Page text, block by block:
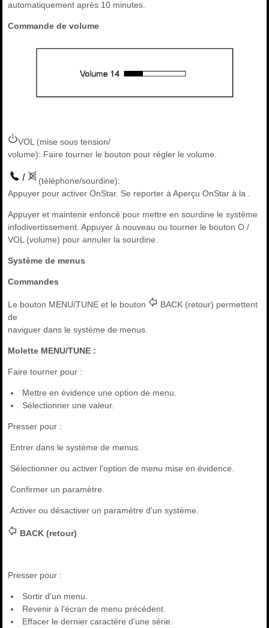
automatiquement après 10 minutes.
Commande de volume
VOL (mise sous tension/
volume): Faire tourner le bouton pour régler le volume.
(téléphone/sourdine):
Appuyer pour activer OnStar. Se reporter à Aperçu OnStar à la .
Appuyer et maintenir enfoncé pour mettre en sourdine le système
infodivertissement. Appuyer à nouveau ou tourner le bouton O /
VOL (volume) pour annuler la sourdine.
Système de menus
Commandes
Le bouton MENU/TUNE et le bouton
BACK (retour) permettent
de
naviguer dans le système de menus.
Molette MENU/TUNE :
Faire tourner pour :
Mettre en évidence une option de menu.
Sélectionner une valeur.
Presser pour :
Entrer dans le système de menus.
Sélectionner ou activer l'option de menu mise en évidence.
Confirmer un paramètre.
Activer ou désactiver un paramètre d'un système.
BACK (retour)
Presser pour :
Sortir d'un menu.
Revenir à l'écran de menu précédent.
Effacer le dernier caractère d'une série.